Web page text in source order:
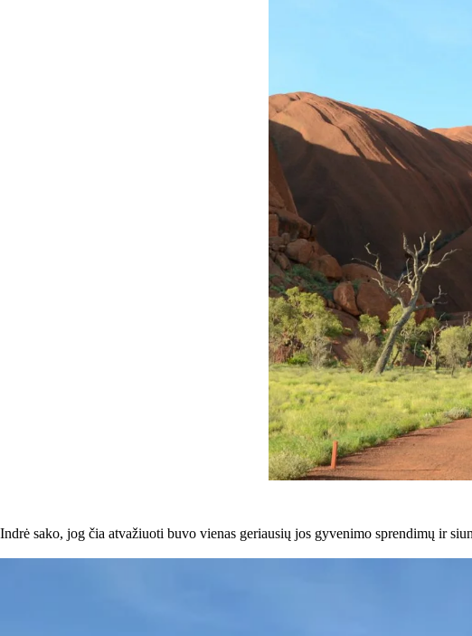
Indrė sako, jog čia atvažiuoti buvo vienas geriausių jos gyvenimo sprendimų ir